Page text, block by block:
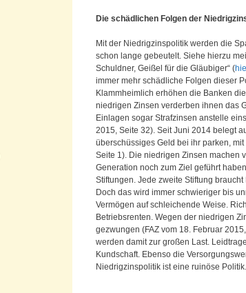
Die schädlichen Folgen der
Mit der Niedrigzinspolitik werden die
schon lange gebeutelt. Siehe hierzu
Schuldner, Geißel für die Gläubiger“ (
immer mehr schädliche Folgen dieser
Klammheimlich erhöhen die Banken
niedrigen Zinsen verderben ihnen das
Einlagen sogar Strafzinsen anstelle
2015, Seite 32). Seit Juni 2014 belegt
überschüssiges Geld bei ihr parken,
Seite 1). Die niedrigen Zinsen machen
Generation noch zum Ziel geführt
Stiftungen. Jede zweite Stiftung
Doch das wird immer schwieriger bis
Vermögen auf schleichende Weise.
Betriebsrenten. Wegen der niedrigen
gezwungen (FAZ vom 18. Februar
werden damit zur großen Last.
Kundschaft. Ebenso die
Niedrigzinspolitik ist eine ruinöse Politik.